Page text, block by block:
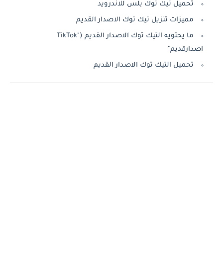
تحميل تيك توك بلس للاندرويد
مميزات تنزيل تيك توك الاصدار القديم
ما يحتويه التيك توك الاصدار القديم ("TikTok
اصدارقديم"
تحميل التيك توك الاصدار القديم